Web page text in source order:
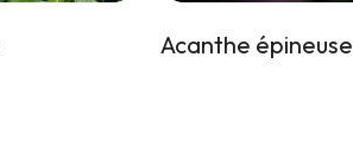
Acanthe épineuse